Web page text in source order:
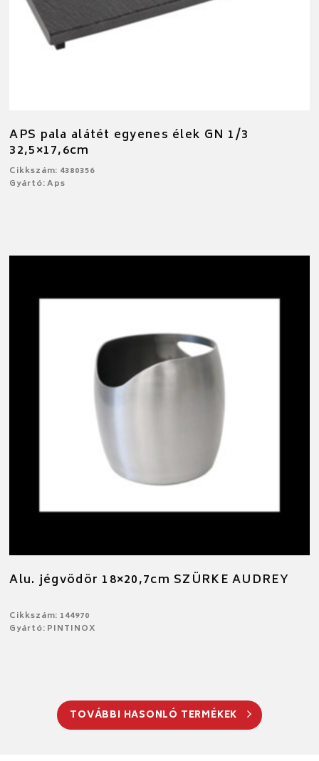
APS pala alátét egyenes élek GN 1/3
32,5×17,6cm
Cikkszám: 4380356
Gyártó: Aps
Alu. jégvödör 18×20,7cm SZÜRKE AUDREY
Cikkszám: 144970
Gyártó: PINTINOX
TOVÁBBI HASONLÓ TERMÉKEK